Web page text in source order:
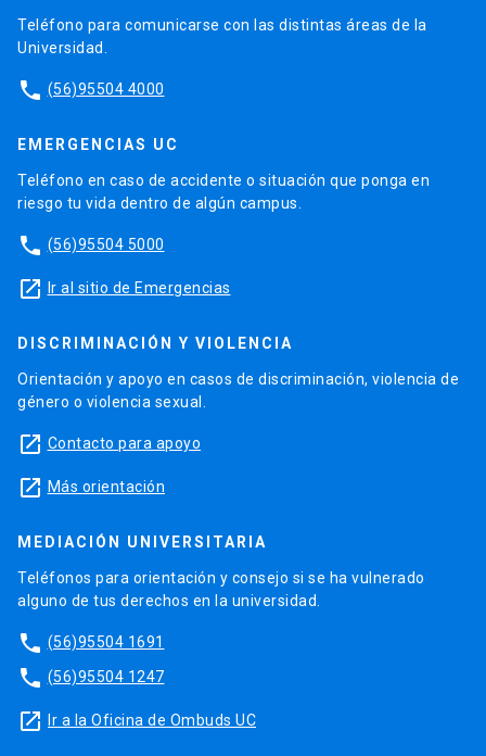
Teléfono para comunicarse con las distintas áreas de la
Universidad.
phone (56)95504 4000
EMERGENCIAS UC
Teléfono en caso de accidente o situación que ponga en
riesgo tu vida dentro de algún campus.
phone (56)95504 5000
launch Ir al sitio de Emergencias
DISCRIMINACIÓN Y VIOLENCIA
Orientación y apoyo en casos de discriminación, violencia de
género o violencia sexual.
launch Contacto para apoyo
launch Más orientación
MEDIACIÓN UNIVERSITARIA
Teléfonos para orientación y consejo si se ha vulnerado
alguno de tus derechos en la universidad.
phone (56)95504 1691
phone (56)95504 1247
launch Ir a la Oficina de Ombuds UC